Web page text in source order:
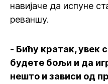
навијаче да испуне
реваншу.
- Бићу кратак, увек
будете бољи и да
нешто и зависи од